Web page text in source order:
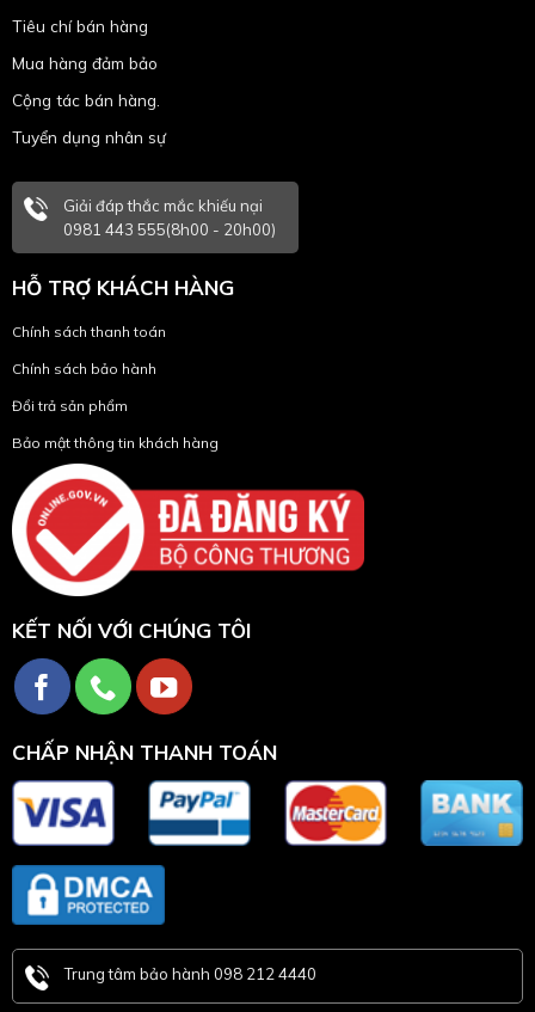
Tiêu chí bán hàng
Mua hàng đảm bảo
Cộng tác bán hàng.
Tuyển dụng nhân sự
Giải đáp thắc mắc khiếu nại
0981 443 555(8h00 - 20h00)
HỖ TRỢ KHÁCH HÀNG
Chính sách thanh toán
Chính sách bảo hành
Đổi trả sản phẩm
Bảo mật thông tin khách hàng
KẾT NỐI VỚI CHÚNG TÔI
CHẤP NHẬN THANH TOÁN
Trung tâm bảo hành 098 212 4440